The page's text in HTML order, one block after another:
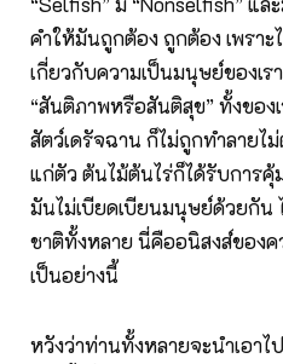
หวังว่าท่านทั้งหลายจะนำเอา